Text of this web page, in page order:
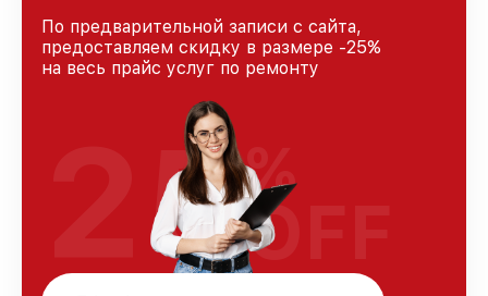
По предварительной записи с сайта,
предоставляем скидку в размере -25%
на весь прайс услуг по ремонту
25%
OFF